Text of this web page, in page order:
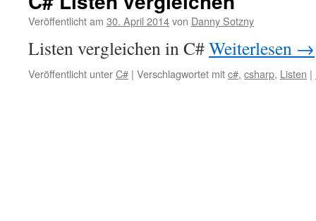
Veröffentlicht am 30. April 2014von Danny Sotzny
Listen vergleichen in C#Weiterlesen →
Veröffentlicht unterC# | Verschlagwortet mitc#, csharp, Listen |